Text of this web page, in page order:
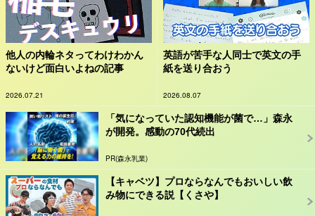
他人の内輪ネタってわけわかん
ないけど面白いよねの記事
2026.07.21
英語が苦手な人同士で英文の手
紙を送り合おう
2026.08.07
「気になっていた認知機能が菌で…」森永
が開発。感動の70代続出
PR(森永乳業)
【キャベツ】プロならなんでもおいしい飲
み物にできる説【くさや】